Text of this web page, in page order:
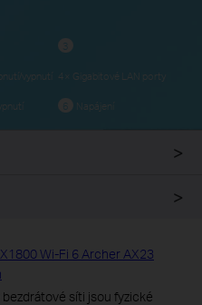
vypnutí
3
4× Gigabitové LAN porty
6 Napájení
Wi-Fi 6 Archer AX23
síti jsou fyzické